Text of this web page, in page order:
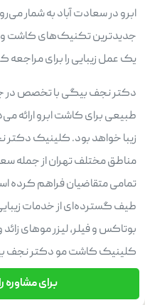
ابرو در سعادت آباد به شمار
جدیدترین تکنیک‌های کاشت و
یک عمل زیبایی را برای مراجعه
دکتر نجف بیگی با تخصص در
طبیعی برای کاشت ابرو ارائه
زیبا خواهد بود. کلینیک
مناطق مختلف تهران از جمله
تمامی متقاضیان فراهم کرده
طیف گسترده‌ای از خدمات
بوتاکس و فیلر، لیزر موهای زائد
کلینیک کاشت مو دکتر نجف
برای